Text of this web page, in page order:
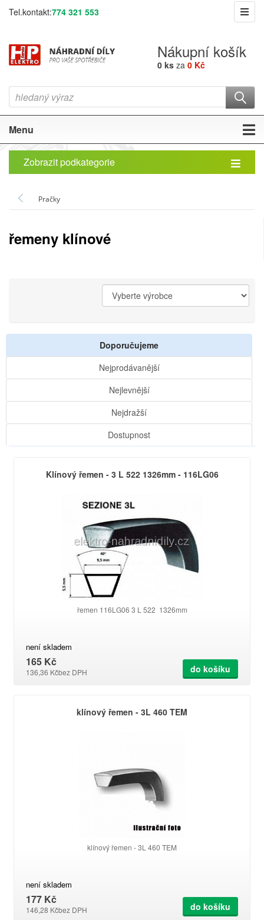
Tel.kontakt:774 321 553
Nákupní košík
0 ks za 0 Kč
Menu
Zobrazit podkategorie
Pračky
řemeny klínové
Doporučujeme
Nejprodávanější
Nejlevnější
Nejdražší
Dostupnost
Klínový řemen - 3 L 522 1326mm - 116LG06
řemen 116LG06 3 L 522 1326mm
není skladem
165 Kč
136,36 Kčbez DPH do košíku
klínový řemen - 3L 460 TEM
klínový řemen - 3L 460 TEM
není skladem
177 Kč
146,28 Kčbez DPH do košíku